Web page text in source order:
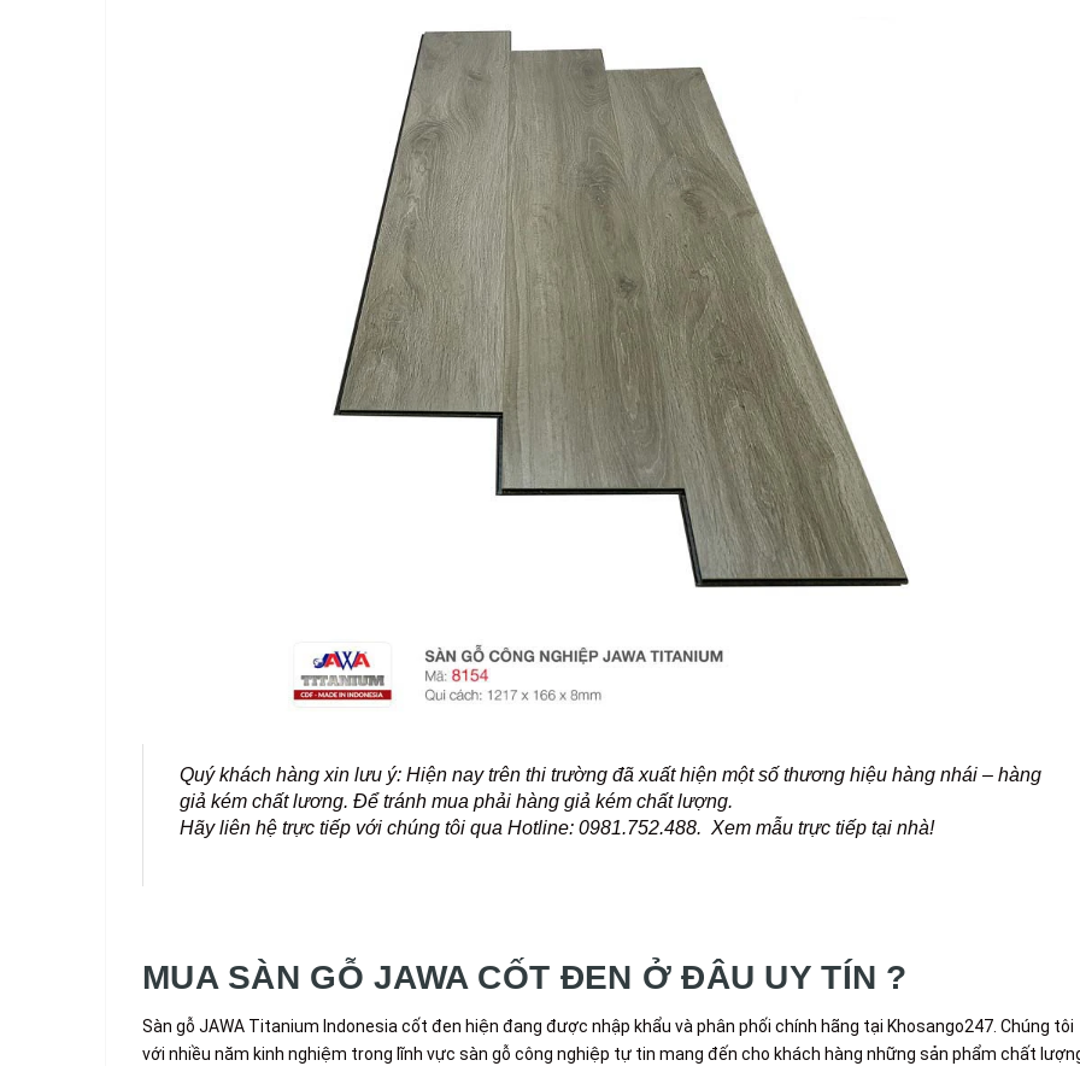
Quý khách hàng xin lưu ý: Hiện nay trên thi trường đã xuất hiện một số thương hiệu hàng nhái – hàng
giả kém chất lương. Để tránh mua phải hàng giả kém chất lượng.
Hãy liên hệ trực tiếp với chúng tôi qua Hotline: 0981.752.488. Xem mẫu trực tiếp tại nhà!
MUA SÀN GỖ JAWA CỐT ĐEN Ở ĐÂU UY TÍN ?
Sàn gỗ JAWA Titanium Indonesia cốt đen hiện đang được nhập khẩu và phân phối chính hãng tại Khosango247. Chúng tôi
với nhiều năm kinh nghiệm trong lĩnh vực sàn gỗ công nghiệp tự tin mang đến cho khách hàng những sản phẩm chất